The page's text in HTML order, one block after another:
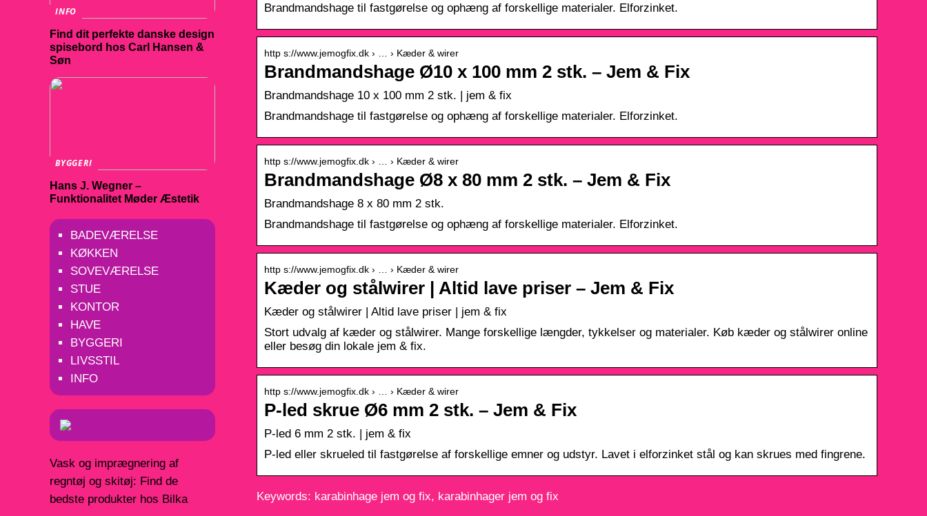
Brandmandshage til fastgørelse og ophæng af forskellige materialer. Elforzinket.
http s://www.jemogfix.dk › … › Kæder & wirer
Brandmandshage Ø10 x 100 mm 2 stk. – Jem & Fix
Brandmandshage 10 x 100 mm 2 stk. | jem & fix
Brandmandshage til fastgørelse og ophæng af forskellige materialer. Elforzinket.
http s://www.jemogfix.dk › … › Kæder & wirer
Brandmandshage Ø8 x 80 mm 2 stk. – Jem & Fix
Brandmandshage 8 x 80 mm 2 stk.
Brandmandshage til fastgørelse og ophæng af forskellige materialer. Elforzinket.
http s://www.jemogfix.dk › … › Kæder & wirer
Kæder og stålwirer | Altid lave priser – Jem & Fix
Kæder og stålwirer | Altid lave priser | jem & fix
Stort udvalg af kæder og stålwirer. Mange forskellige længder, tykkelser og materialer. Køb kæder og stålwirer online
eller besøg din lokale jem & fix.
http s://www.jemogfix.dk › … › Kæder & wirer
P-led skrue Ø6 mm 2 stk. – Jem & Fix
P-led 6 mm 2 stk. | jem & fix
P-led eller skrueled til fastgørelse af forskellige emner og udstyr. Lavet i elforzinket stål og kan skrues med fingrene.
Keywords: karabinhage jem og fix, karabinhager jem og fix
INFO
Find dit perfekte danske design
spisebord hos Carl Hansen &
Søn
BYGGERI
Hans J. Wegner –
Funktionalitet Møder Æstetik
BADEVÆRELSE
KØKKEN
SOVEVÆRELSE
STUE
KONTOR
HAVE
BYGGERI
LIVSSTIL
INFO
Vask og imprægnering af
regntøj og skitøj: Find de
bedste produkter hos Bilka